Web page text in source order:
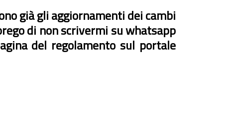
già gli aggiornamenti dei cambi
di non scrivermi su whatsapp
del regolamento sul portale